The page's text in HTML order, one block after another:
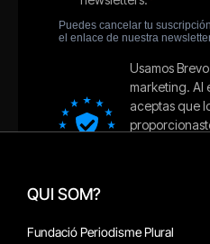
QUI SOM?
Fundació Periodisme Plural